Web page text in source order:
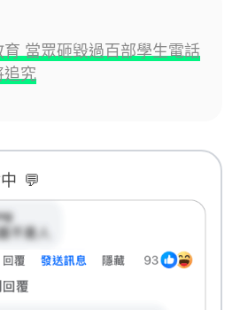
當眾砸毀過百部學生電話
追究
💬